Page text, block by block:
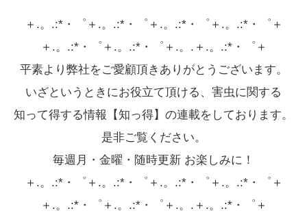
＋.。.:*・゜＋.。.:*・゜＋.。.:*・゜＋.。.:*・゜＋
＋.。.:*・゜＋.。.:*・゜＋.。.＋.。.:*・゜＋
平素より弊社をご愛顧頂きありがとうございます。
いざというときにお役立て頂ける、害虫に関する
知って得する情報【知っ得】の連載をしております。
是非ご覧ください。
毎週月・金曜・随時更新 お楽しみに！
＋.。.:*・゜＋.。.:*・゜＋.。.:*・゜＋.。.:*・゜＋
＋.。.:*・゜＋.。.:*・゜＋.。.＋.。.:*・゜＋